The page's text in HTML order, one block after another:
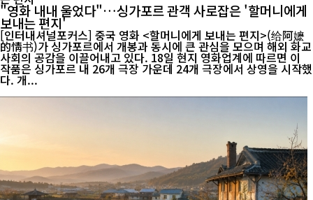
"영화 내내 울었다"…싱가포르 관객 사로잡은 '할머니에게
보내는 편지'
[인터내셔널포커스] 중국 영화 <할머니에게 보내는 편지>(给阿嬷
的情书)가 싱가포르에서 개봉과 동시에 큰 관심을 모으며 해외 화교
사회의 공감을 이끌어내고 있다. 18일 현지 영화업계에 따르면 이
작품은 싱가포르 내 26개 극장 가운데 24개 극장에서 상영을 시작했
다. 개...